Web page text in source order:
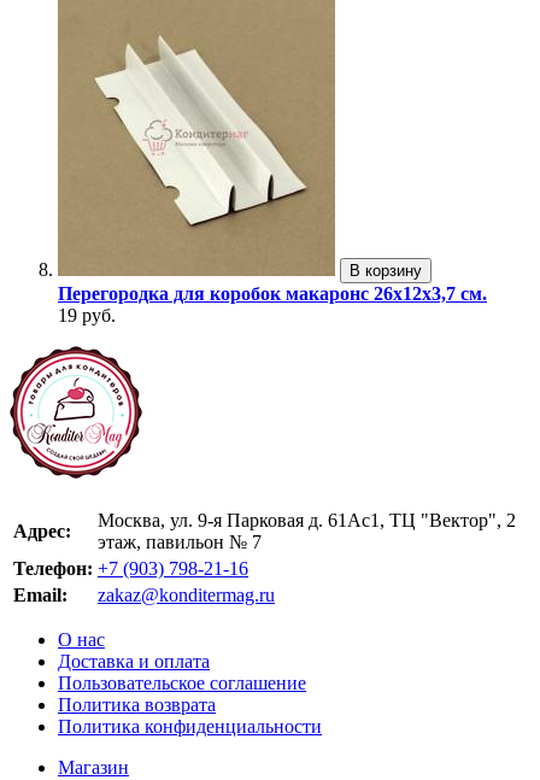
В корзину
Перегородка для коробок макаронс 26х12х3,7 см.
19 руб.
Адрес:
Москва, ул. 9-я Парковая д. 61Ас1, ТЦ "Вектор", 2
этаж, павильон № 7
Телефон: +7 (903) 798-21-16
Email:
zakaz@konditermag.ru
О нас
Доставка и оплата
Пользовательское соглашение
Политика возврата
Политика конфиденциальности
Магазин